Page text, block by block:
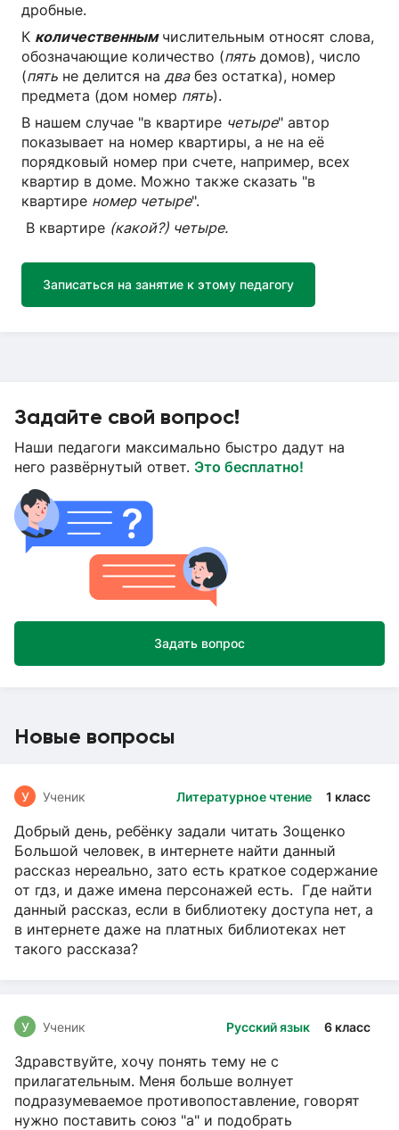
дробные.
К количественнымчислительным относят слова,
обозначающие количество (пять домов), число
(пять не делится на двабез остатка), номер
предмета (дом номер пять).
В нашем случае "в квартире четыре" автор
показывает на номер квартиры, а не на её
порядковый номер при счете, например, всех
квартир в доме. Можно также сказать "в
квартире номер четыре".
В квартире (какой?) четыре.
Записаться на занятие к этому педагогу
Задайте свой вопрос!
Наши педагоги максимально быстро дадут на
него развёрнутый ответ. Это бесплатно!
Задать вопрос
Новые вопросы
Литературное чтение 1 класс
У Ученик
Добрый день, ребёнку задали читать Зощенко
Большой человек, в интернете найти данный
рассказ нереально, зато есть краткое содержание
от гдз, и даже имена персонажей есть. Где найти
данный рассказ, если в библиотеку доступа нет, а
в интернете даже на платных библиотеках нет
такого рассказа?
Русский язык 6 класс
У Ученик
Здравствуйте, хочу понять тему не с
прилагательным. Меня больше волнует
подразумеваемое противопоставление, говорят
нужно поставить союз "а" и подобрать